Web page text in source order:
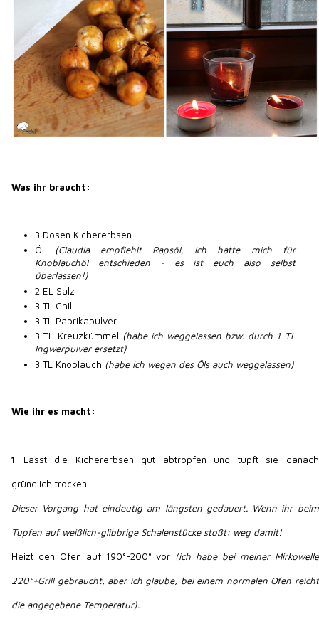
Was ihr braucht:
3 Dosen Kichererbsen
Öl (Claudia empfiehlt Rapsöl, ich hatte mich für
Knoblauchöl entschieden - es ist euch also selbst
überlassen!)
2 EL Salz
3 TL Chili
3 TL Paprikapulver
3 TL Kreuzkümmel (habe ich weggelassen bzw. durch 1 TL
Ingwerpulver ersetzt)
3 TL Knoblauch (habe ich wegen des Öls auch weggelassen)
Wie ihr es macht:
1 Lasst die Kichererbsen gut abtropfen und tupft sie danach
gründlich trocken.
Dieser Vorgang hat eindeutig am längsten gedauert. Wenn ihr beim
Tupfen auf weißlich-glibbrige Schalenstücke stoßt: weg damit!
Heizt den Ofen auf 190°-200° vor (ich habe bei meiner Mirkowelle
220°+Grill gebraucht, aber ich glaube, bei einem normalen Ofen reicht
die angegebene Temperatur).